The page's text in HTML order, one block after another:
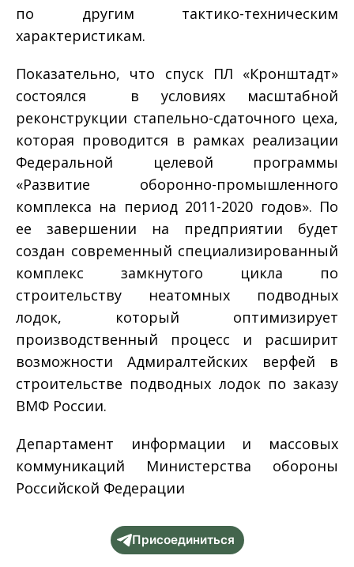
по другим тактико-техническим
характеристикам.
Показательно, что спуск ПЛ «Кронштадт»
состоялся в условиях масштабной
реконструкции стапельно-сдаточного цеха,
которая проводится в рамках реализации
Федеральной целевой программы
«Развитие оборонно-промышленного
комплекса на период 2011-2020 годов». По
ее завершении на предприятии будет
создан современный специализированный
комплекс замкнутого цикла по
строительству неатомных подводных
лодок, который оптимизирует
производственный процесс и расширит
возможности Адмиралтейских верфей в
строительстве подводных лодок по заказу
ВМФ России.
Департамент информации и массовых
коммуникаций Министерства обороны
Российской Федерации
Присоединиться